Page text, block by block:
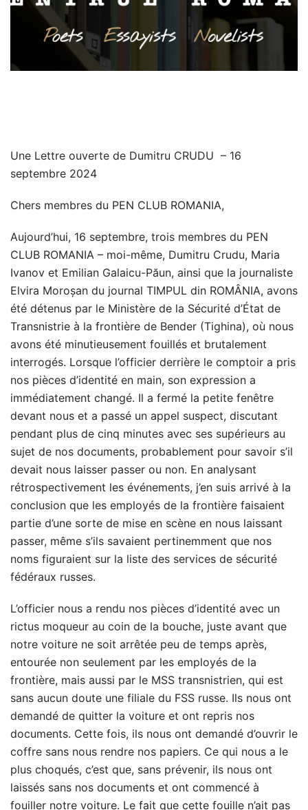
Une Lettre ouverte de Dumitru CRUDU – 16
septembre 2024
Chers membres du PEN CLUB ROMANIA,
Aujourd’hui, 16 septembre, trois membres du PEN
CLUB ROMANIA – moi-même, Dumitru Crudu, Maria
Ivanov et Emilian Galaicu-Păun, ainsi que la journaliste
Elvira Moroșan du journal TIMPUL din ROMÂNIA, avons
été détenus par le Ministère de la Sécurité d’État de
Transnistrie à la frontière de Bender (Tighina), où nous
avons été minutieusement fouillés et brutalement
interrogés. Lorsque l’officier derrière le comptoir a pris
nos pièces d’identité en main, son expression a
immédiatement changé. Il a fermé la petite fenêtre
devant nous et a passé un appel suspect, discutant
pendant plus de cinq minutes avec ses supérieurs au
sujet de nos documents, probablement pour savoir s’il
devait nous laisser passer ou non. En analysant
rétrospectivement les événements, j’en suis arrivé à la
conclusion que les employés de la frontière faisaient
partie d’une sorte de mise en scène en nous laissant
passer, même s’ils savaient pertinemment que nos
noms figuraient sur la liste des services de sécurité
fédéraux russes.
L’officier nous a rendu nos pièces d’identité avec un
rictus moqueur au coin de la bouche, juste avant que
notre voiture ne soit arrêtée peu de temps après,
entourée non seulement par les employés de la
frontière, mais aussi par le MSS transnistrien, qui est
sans aucun doute une filiale du FSS russe. Ils nous ont
demandé de quitter la voiture et ont repris nos
documents. Cette fois, ils nous ont demandé d’ouvrir le
coffre sans nous rendre nos papiers. Ce qui nous a le
plus choqués, c’est que, sans prévenir, ils nous ont
laissés sans nos documents et ont commencé à
fouiller notre voiture. Le fait que cette fouille n’ait pas